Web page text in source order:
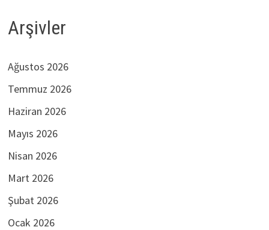
Arşivler
Ağustos 2026
Temmuz 2026
Haziran 2026
Mayıs 2026
Nisan 2026
Mart 2026
Şubat 2026
Ocak 2026